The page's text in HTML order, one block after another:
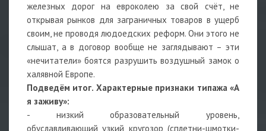
железных дорог на евроколею за свой счёт, не
открывая рынков для заграничных товаров в ущерб
своим, не проводя людоедских реформ. Они этого не
слышат, а в договор вообще не заглядывают – эти
«нечитатели» боятся разрушить воздушный замок о
халявной Европе.
Подведём итог. Характерные признаки типажа «А
я заживу»:
- низкий образовательный уровень,
обуславливающий узкий кругозор (сплетни-шмотки-